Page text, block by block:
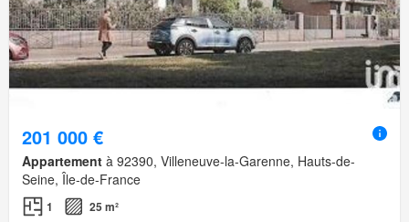
201 000 €
Appartement à 92390, Villeneuve-la-Garenne, Hauts-de-
Seine, Île-de-France
1
25 m²